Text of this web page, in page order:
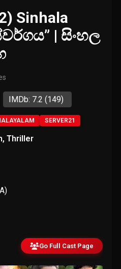
Sinhala
| සිංහල
IMDb: 7.2(149)
SERVER21
,Thriller
Go Full Cast Page